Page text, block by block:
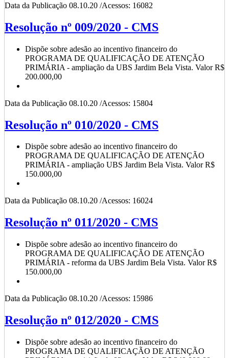
Data da Publicação 08.10.20 /Acessos: 16082
Resolução nº 009/2020 - CMS
Dispõe sobre adesão ao incentivo financeiro do
PROGRAMA DE QUALIFICAÇÃO DE ATENÇÃO
PRIMÁRIA - ampliação da UBS Jardim Bela Vista. Valor R$
200.000,00
Data da Publicação 08.10.20 /Acessos: 15804
Resolução nº 010/2020 - CMS
Dispõe sobre adesão ao incentivo financeiro do
PROGRAMA DE QUALIFICAÇÃO DE ATENÇÃO
PRIMÁRIA - ampliação UBS Jardim Bela Vista. Valor R$
150.000,00
Data da Publicação 08.10.20 /Acessos: 16024
Resolução nº 011/2020 - CMS
Dispõe sobre adesão ao incentivo financeiro do
PROGRAMA DE QUALIFICAÇÃO DE ATENÇÃO
PRIMÁRIA - reforma da UBS Jardim Bela Vista. Valor R$
150.000,00
Data da Publicação 08.10.20 /Acessos: 15986
Resolução nº 012/2020 - CMS
Dispõe sobre adesão ao incentivo financeiro do
PROGRAMA DE QUALIFICAÇÃO DE ATENÇÃO